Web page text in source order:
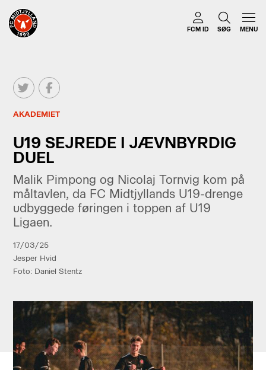
FCM ID SØG MENU
AKADEMIET
U19 SEJREDE I JÆVNBYRDIG
DUEL
Malik Pimpong og Nicolaj Tornvig kom på
måltavlen, da FC Midtjyllands U19-drenge
udbyggede føringen i toppen af U19
Ligaen.
17/03/25
Jesper Hvid
Foto: Daniel Stentz